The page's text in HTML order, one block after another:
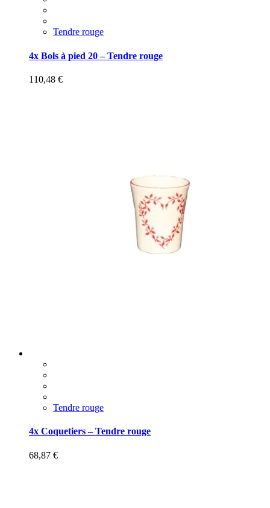
Tendre rouge
4x Bols à pied 20 – Tendre rouge
110,48 €
Tendre rouge
4x Coquetiers – Tendre rouge
68,87 €